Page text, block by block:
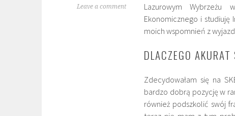
Leave a comment
Lazurowym Wybrzeżu
Ekonomicznego i studiuję
moich wspomnień z
DLACZEGO
Zdecydowałam się na
bardzo dobrą pozycję w
również podszkolić swój